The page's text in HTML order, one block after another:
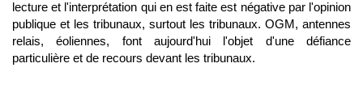
lecture et l'interprétation qui en est faite est négative par l'opinion
publique et les tribunaux, surtout les tribunaux. OGM, antennes
relais, éoliennes, font aujourd'hui l'objet d'une défiance
particulière et de recours devant les tribunaux.